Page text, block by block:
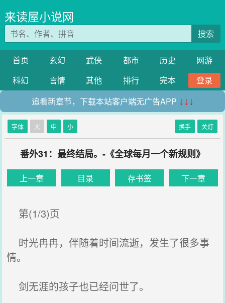
来读屋小说网
搜索
首页 玄幻 武侠 都市 历史
网游
科幻
言情 其他 排行 完本
登录
追看新章节，下载本站客户端无广告APP ↓↓↓
字体 大 中 小 换手 关灯
番外31：最终结局。-《全球每月一个新规则》
上一章 目录 存书签 下一章
第(1/3)页
时光冉冉，伴随着时间流逝，发生了很多事
情。
剑无涯的孩子也已经问世了。